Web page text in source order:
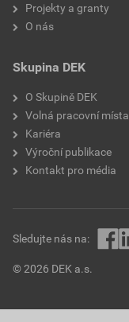
Projekty a granty
O nás
Skupina DEK
O Skupině DEK
Volná pracovní místa
Kariéra
Výroční publikace
Kontakt pro média
© 2026 DEK a.s.
Sledujte nás na: